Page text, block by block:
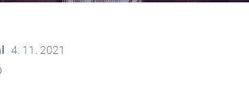
4. 11. 2021